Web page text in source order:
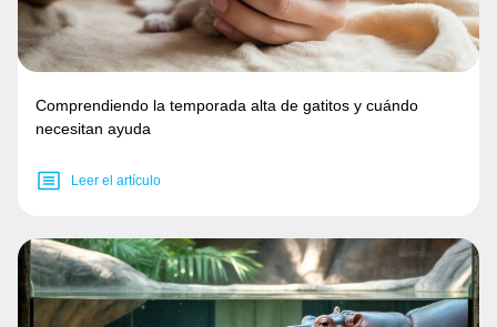
Comprendiendo la temporada alta de gatitos y cuándo
necesitan ayuda
Leer el artículo